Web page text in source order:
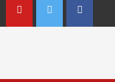
Facebook
Twitter